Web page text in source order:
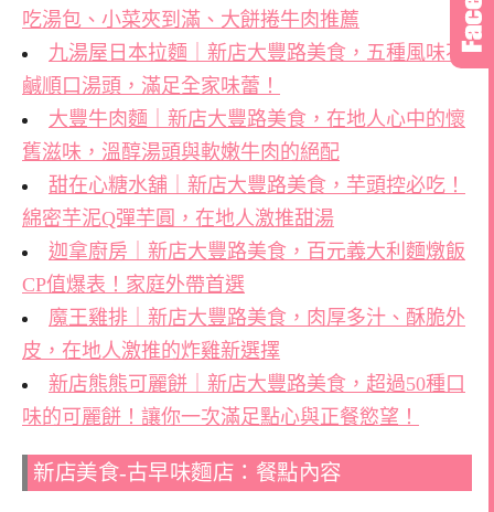
吃湯包、小菜夾到滿、大餅捲牛肉推薦
九湯屋日本拉麵｜新店大豐路美食，五種風味不
鹹順口湯頭，滿足全家味蕾！
大豐牛肉麵｜新店大豐路美食，在地人心中的懷
舊滋味，溫醇湯頭與軟嫩牛肉的絕配
甜在心糖水舖｜新店大豐路美食，芋頭控必吃！
綿密芋泥Q彈芋圓，在地人激推甜湯
迦拿廚房｜新店大豐路美食，百元義大利麵燉飯
CP值爆表！家庭外帶首選
魔王雞排｜新店大豐路美食，肉厚多汁、酥脆外
皮，在地人激推的炸雞新選擇
新店熊熊可麗餅｜新店大豐路美食，超過50種口
味的可麗餅！讓你一次滿足點心與正餐慾望！
新店美食-古早味麵店：餐點內容